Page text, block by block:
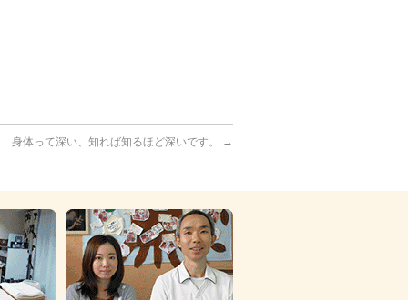
身体って深い、知れば知るほど深いです。 →